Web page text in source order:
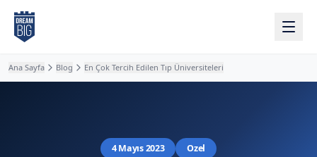
Ana içeriğe atla
Ana Sayfa Blog En Çok Tercih Edilen Tıp Üniversiteleri
4 Mayıs 2023 Ozel